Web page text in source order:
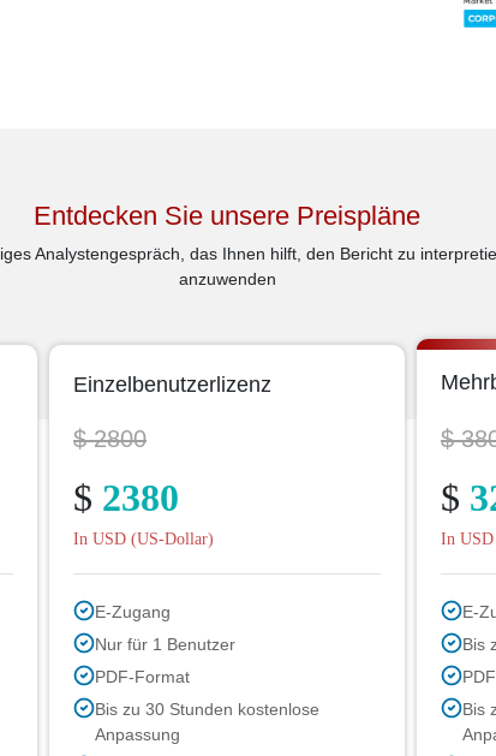
Entdecken Sie unsere Preispläne
Analystengespräch, das Ihnen hilft, den Bericht zu
anzuwenden
Einzelbenutzerlizenz
$ 2800
$ 2380
In USD (US-Dollar)
E-Zugang
Nur für 1 Benutzer
PDF-Format
Bis zu 30 Stunden kostenlose
Anpassung
$
$
In
E-
Bis
Bis